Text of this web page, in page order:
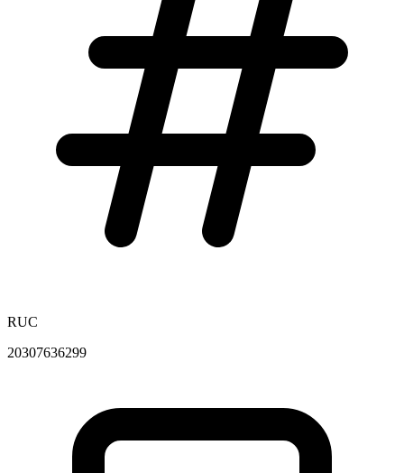
RUC
20307636299